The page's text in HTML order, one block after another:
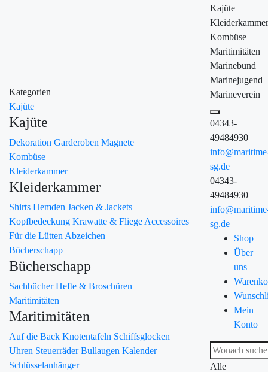
Kategorien
Kajüte
Kajüte
Dekoration Garderoben Magnete
Kombüse
Kleiderkammer
Kleiderkammer
Shirts Hemden Jacken & Jackets
Kopfbedeckung Krawatte & Fliege Accessoires
Für die Lütten Abzeichen
Bücherschapp
Bücherschapp
SachbücherHefte & Broschüren
Maritimitäten
Maritimitäten
Auf die Back Knotentafeln Schiffsglocken
Uhren SteuerräderBullaugen Kalender
Schlüsselanhänger
Kajüte
Kleiderkammer
Kombüse
Maritimitäten
Marinebund
Marinejugend
Marineverein
04343-
49484930
sg.de
04343-
49484930
sg.de
Shop
Über
uns
Mein
Konto
Alle